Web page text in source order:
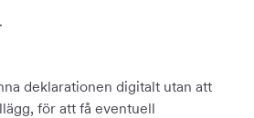
deklarationen digitalt utan att
för att få eventuell